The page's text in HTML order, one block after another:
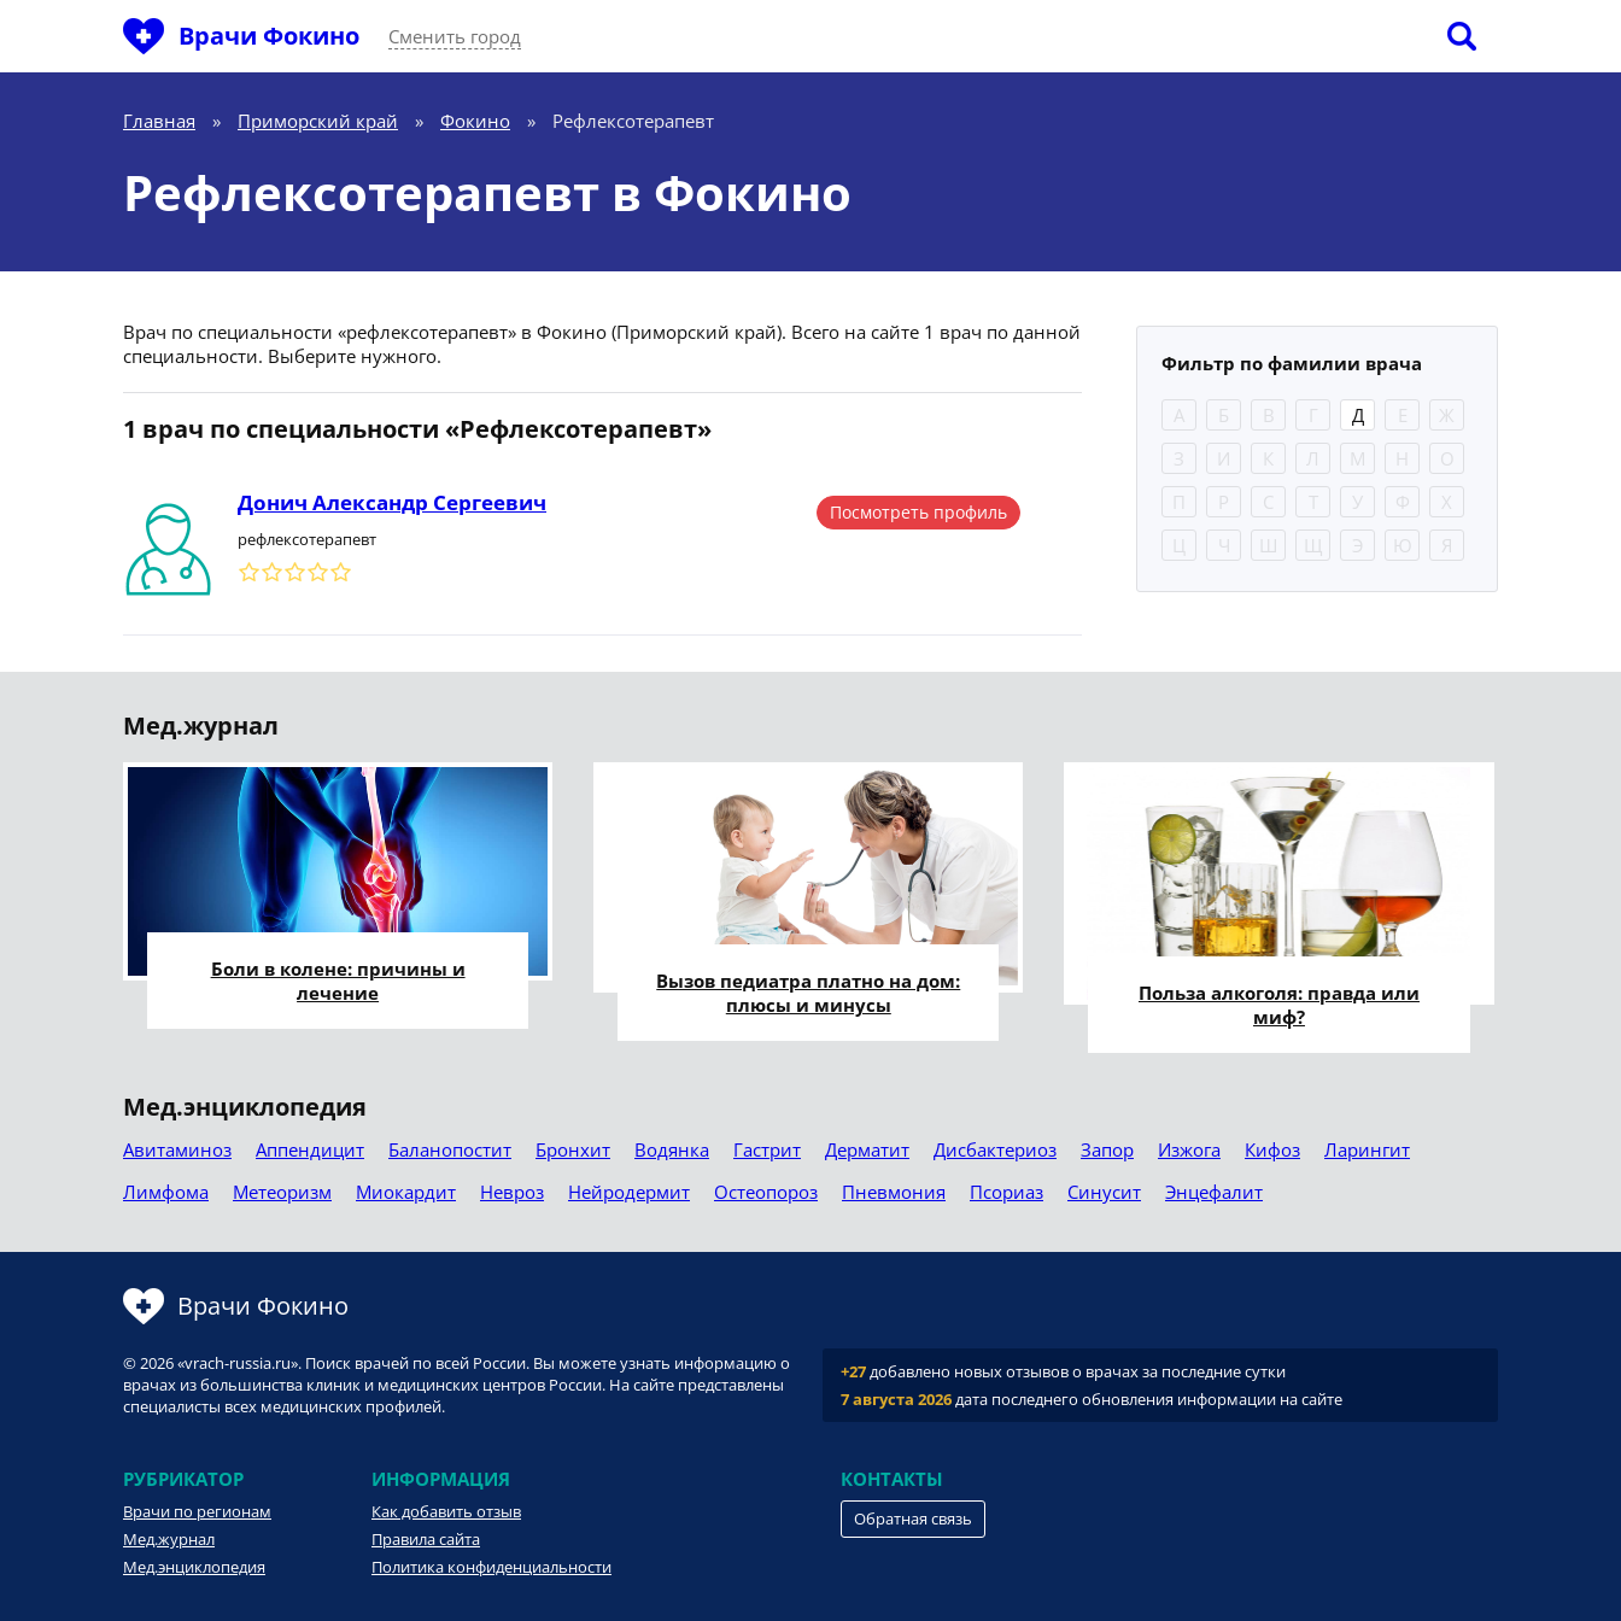
Врачи Фокино Сменить город
Главная » Приморский край » Фокино » Рефлексотерапевт
Рефлексотерапевт в Фокино
Врач по специальности «рефлексотерапевт» в Фокино (Приморский край). Всего на сайте 1 врач по данной
специальности. Выберите нужного.
1 врач по специальности «Рефлексотерапевт»
Донич Александр Сергеевич
рефлексотерапевт
Посмотреть профиль
Фильтр по фамилии врача
А Б В Г Д Е
Ж
З
И К Л М Н
О
П
Р С Т У Ф
Х
Ц
Ч Ш Щ Э Ю Я
Мед.журнал
Боли в колене: причины и
лечение
Вызов педиатра платно на дом:
плюсы и минусы
Польза алкоголя: правда или
миф?
Мед.энциклопедия
Авитаминоз Аппендицит Баланопостит Бронхит Водянка Гастрит Дерматит Дисбактериоз Запор Изжога Кифоз
Ларингит
Лимфома
Метеоризм Миокардит Невроз Нейродермит Остеопороз Пневмония Псориаз Синусит Энцефалит
Врачи Фокино
© 2026 «vrach-russia.ru». Поиск врачей по всей России. Вы можете узнать информацию о
врачах из большинства клиник и медицинских центров России. На сайте представлены
специалисты всех медицинских профилей.
+27добавлено новых отзывов о врачах за последние сутки
7 августа 2026дата последнего обновления информации на сайте
РУБРИКАТОР
Врачи по регионам
Мед.журнал
Мед.энциклопедия
ИНФОРМАЦИЯ
Как добавить отзыв
Правила сайта
Политика конфиденциальности
КОНТАКТЫ
Обратная связь